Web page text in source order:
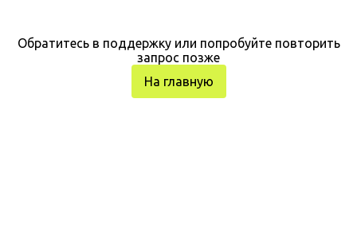
Обратитесь в поддержку или попробуйте повторить
запрос позже
На главную